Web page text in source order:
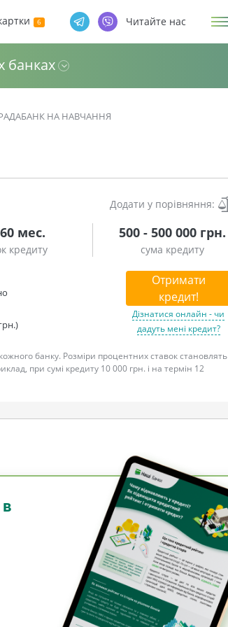
Читайте нас
банках
НА НАВЧАННЯ
Додати у порівняння:
мес.
кредиту
500 - 500 000 грн.
сума кредиту
Отримати
кредит!
Дізнатися онлайн - чи
дадуть мені кредит?
банку. Розміри процентних ставок становлять
при сумі кредиту 10 000 грн. і на термін 12